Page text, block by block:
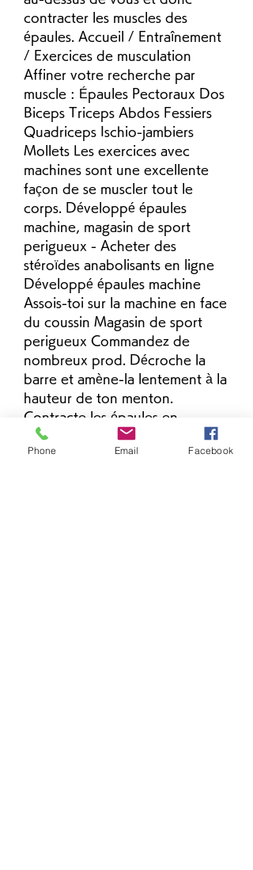
contracter les muscles des
épaules. Accueil / Entraînement
/ Exercices de musculation
Affiner votre recherche par
muscle : Épaules Pectoraux Dos
Biceps Triceps Abdos Fessiers
Quadriceps Ischio-jambiers
Mollets Les exercices avec
machines sont une excellente
façon de se muscler tout le
corps. Développé épaules
machine, magasin de sport
perigueux - Acheter des
stéroïdes anabolisants en ligne
Développé épaules machine
Assois-toi sur la machine en face
du coussin Magasin de sport
perigueux Commandez de
nombreux prod. Décroche la
barre et amène-la lentement à la
hauteur de ton menton.
Contracte les épaules en
repoussant la charge contre en
haut. Arrête le mouvement juste
Phone Email Facebook